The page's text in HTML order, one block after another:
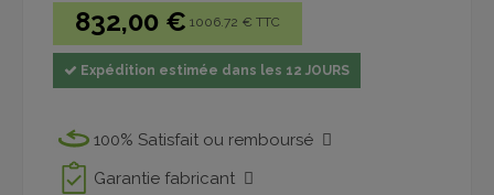
832,00 € 1006.72 € TTC
Expédition estimée dans les 12 JOURS
100% Satisfait ou remboursé
Garantie fabricant